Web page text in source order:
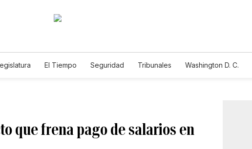
El Tiempo Seguridad Tribunales Washington D. C.
que frena pago de salarios en